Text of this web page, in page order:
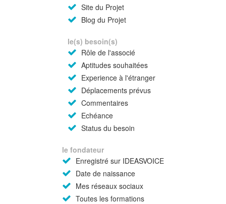
Site du Projet
Blog du Projet
le(s) besoin(s)
Rôle de l'associé
Aptitudes souhaitées
Experience à l'étranger
Déplacements prévus
Commentaires
Echéance
Status du besoin
le fondateur
Enregistré sur IDEASVOICE
Date de naissance
Mes réseaux sociaux
Toutes les formations